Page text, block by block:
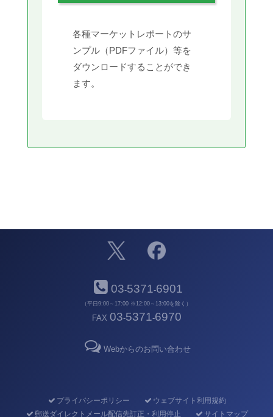
各種マーケットレポートのサ
ンプル（PDFファイル）等を
ダウンロードすることができ
ます。
03-5371-6901
（平日9:00～17:00 ※12:00～13:00を除く）
FAX 03-5371-6970
Webからのお問い合わせ
プライバシーポリシー
ウェブサイト利用規約
郵送ダイレクトメール配信先訂正・利用停止
サイトマップ